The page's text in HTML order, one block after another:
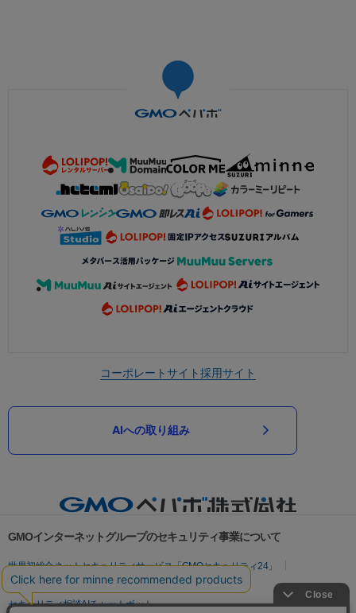
コーポレートサイト採用サイト
AIへの取り組み
GMOインターネットグループのセキュリティ事業について
世界初総合ネットセキュリティサービス「GMOセキュリティ24」
パスワード漏洩診断
Webサイトリスク診断
セキュリティ相談AIチャットボット